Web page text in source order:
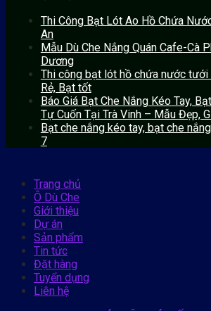
Thi Công Bạt Lót Ao Hồ Chứa
An
Mẫu Dù Che Nắng Quán Cafe-Cà
Dương
Thi công bạt lót hồ chứa nước tưới
Rẻ, Bạt tốt
Báo Giá Bạt Che Nắng Kéo Tay,
Tự Cuốn Tại Trà Vinh – Mẫu Đẹp,
Bạt che nắng kéo tay, bạt che
7
Trang chủ
Ô Dù Che
Giới thiệu
Dự án
Sản phẩm
Tin tức
Đặt hàng
Tuyển dụng
Liên hệ